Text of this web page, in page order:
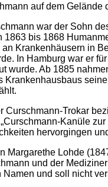
auf dem Gelände
war der Sohn
bis 1868
Krankenhäusern in
In Hamburg war er
wurde. Ab 1885
Curschmann-Trokar
Kanüle
hervorgingen
Margarethe Lohde
und der
und soll nicht